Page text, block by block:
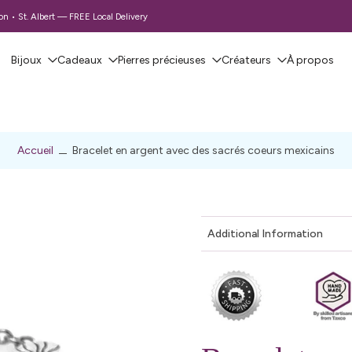
• St. Albert — FREE Local Delivery
Bijoux Cadeaux Pierres précieuses Créateurs À propos
Accueil Bracelet en argent avec des sacrés coeurs mexicains
Additional Information